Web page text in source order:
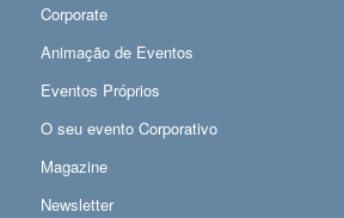
Corporate
Animação de Eventos
Eventos Próprios
O seu evento Corporativo
Magazine
Newsletter